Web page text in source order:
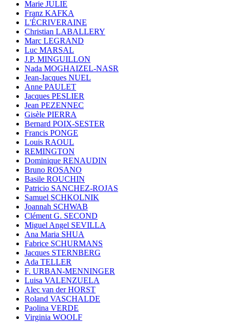
Marie JULIE
Franz KAFKA
L'ÉCRIVERAINE
Christian LABALLERY
Marc LEGRAND
Luc MARSAL
J.P. MINGUILLON
Nada MOGHAIZEL-NASR
Jean-Jacques NUEL
Anne PAULET
Jacques PESLIER
Jean PEZENNEC
Gisèle PIERRA
Bernard POIX-SESTER
Francis PONGE
Louis RAOUL
REMINGTON
Dominique RENAUDIN
Bruno ROSANO
Basile ROUCHIN
Patricio SANCHEZ-ROJAS
Samuel SCHKOLNIK
Joannah SCHWAB
Clément G. SECOND
Miguel Angel SEVILLA
Ana Maria SHUA
Fabrice SCHURMANS
Jacques STERNBERG
Ada TELLER
F. URBAN-MENNINGER
Luisa VALENZUELA
Alec van der HORST
Roland VASCHALDE
Paolina VERDE
Virginia WOOLF